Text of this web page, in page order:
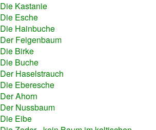
Die Kastanie
Die Esche
Die Hainbuche
Der Feigenbaum
Die Birke
Die Buche
Der Haselstrauch
Die Eberesche
Der Ahorn
Der Nussbaum
Die Eibe